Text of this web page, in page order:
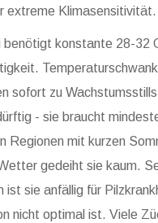
extreme Klimasensitivität.
benötigt konstante 28-32
sofort zu
- sie braucht
Regionen mit kurzen
gedeiht sie kaum.
ist sie anfällig für
nicht optimal ist. Viele